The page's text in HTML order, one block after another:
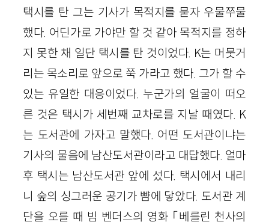
택시를 탄 그는 기사가 목적지를 묻자 우물쭈물
했다. 어딘가로 가야만 할 것 같아 목적지를 정하
지 못한 채 일단 택시를 탄 것이었다. K는 머뭇거
리는 목소리로 앞으로 쭉 가라고 했다. 그가 할 수
있는 유일한 대응이었다. 누군가의 얼굴이 떠오
른 것은 택시가 세번째 교차로를 지날 때였다. K
는 도서관에 가자고 말했다. 어떤 도서관이냐는
기사의 물음에 남산도서관이라고 대답했다. 얼마
후 택시는 남산도서관 앞에 섰다. 택시에서 내리
니 숲의 싱그러운 공기가 뺨에 닿았다. 도서관 계
단을 오를 때 빔 벤더스의 영화 「베를린 천사의